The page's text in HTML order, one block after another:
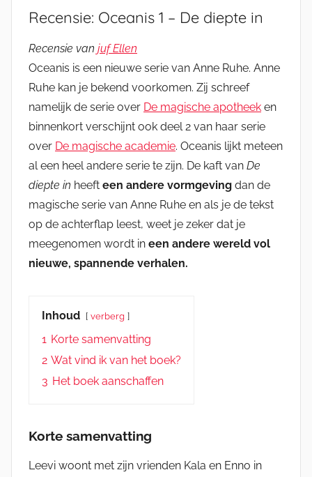
Recensie: Oceanis 1 – De diepte in
Recensie van juf Ellen
Oceanis is een nieuwe serie van Anne Ruhe. Anne
Ruhe kan je bekend voorkomen. Zij schreef
namelijk de serie over De magische apotheek en
binnenkort verschijnt ook deel 2 van haar serie
over De magische academie. Oceanis lijkt meteen
al een heel andere serie te zijn. De kaft van De
diepte in heeft een andere vormgeving dan de
magische serie van Anne Ruhe en als je de tekst
op de achterflap leest, weet je zeker dat je
meegenomen wordt in een andere wereld vol
nieuwe, spannende verhalen.
Inhoud verberg
1 Korte samenvatting
2 Wat vind ik van het boek?
3 Het boek aanschaffen
Korte samenvatting
Leevi woont met zijn vrienden Kala en Enno in